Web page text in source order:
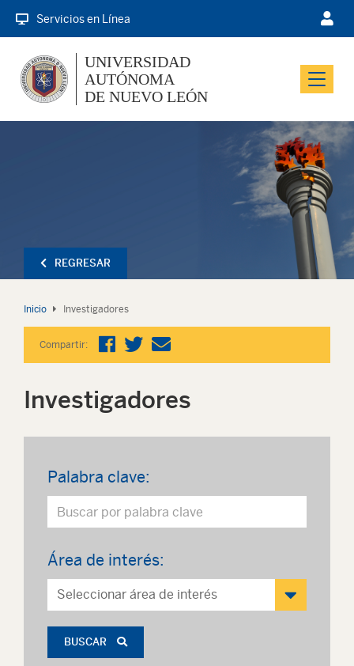
Servicios en Línea
Menu
UNIVERSIDAD
AUTÓNOMA
DE NUEVO LEÓN
REGRESAR
Inicio Investigadores
Compartir:
Investigadores
Palabra clave:
Área de interés:
BUSCAR